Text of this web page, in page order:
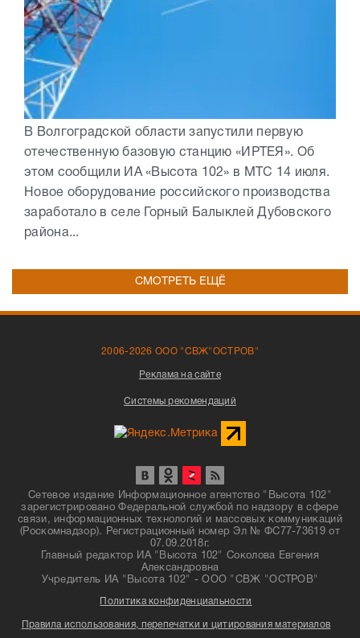
В Волгоградской области запустили первую
отечественную базовую станцию «ИРТЕЯ». Об
этом сообщили ИА «Высота 102» в МТС 14 июля.
Новое оборудование российского производства
заработало в селе Горный Балыклей Дубовского
района...
СМОТРЕТЬ ЕЩЁ
2006-2026 ООО "СВЖ"ОСТРОВ"
Реклама на сайте
Системы рекомендаций
Сетевое издание Информационное агентство "Высота 102"
зарегистрировано Федеральной службой по надзору в сфере
связи, информационных технологий и массовых коммуникаций
(Роскомнадзор). Регистрационный номер Эл № ФС77-73619 от
07.09.2018г.
Главный редактор ИА "Высота 102" Соколова Евгения
Александровна
Учредитель ИА "Высота 102" - ООО "СВЖ "ОСТРОВ"
Политика конфиденциальности
Правила использования, перепечатки и цитирования материалов